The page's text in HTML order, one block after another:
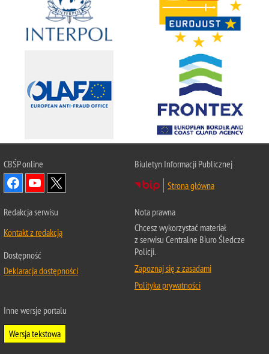
CBŚPonline
Biuletyn Informacji Publicznej
Strona główna
Redakcja serwisu
Kontakt z redakcją
Dostępność
Deklaracja dostępności
Nota prawna
Chcesz wykorzystać materiał
z serwisu Centralne Biuro Śledcze
Policji.
Zapoznaj się z zasadami
Polityka prywatności
Inne wersje portalu
Wersja tekstowa